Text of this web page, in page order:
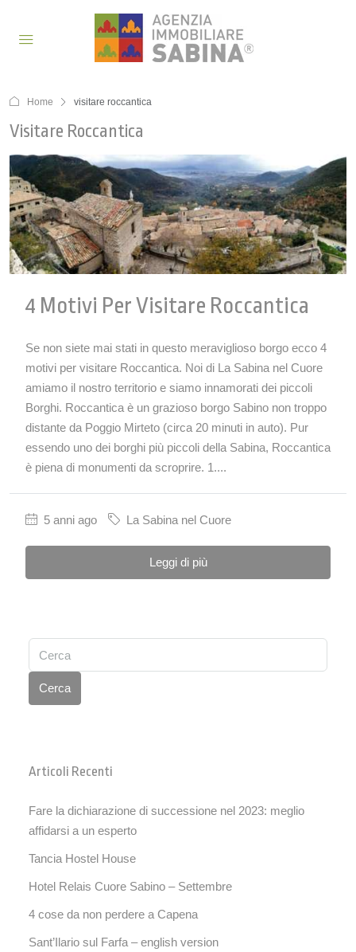
Home visitare roccantica
Visitare Roccantica
4 Motivi Per Visitare Roccantica
Se non siete mai stati in questo meraviglioso borgo ecco 4
motivi per visitare Roccantica. Noi di La Sabina nel Cuore
amiamo il nostro territorio e siamo innamorati dei piccoli
Borghi. Roccantica è un grazioso borgo Sabino non troppo
distante da Poggio Mirteto (circa 20 minuti in auto). Pur
essendo uno dei borghi più piccoli della Sabina, Roccantica
è piena di monumenti da scroprire. 1....
5 anni ago La Sabina nel Cuore
Leggi di più
Cerca
Articoli Recenti
Fare la dichiarazione di successione nel 2023: meglio
affidarsi a un esperto
Tancia Hostel House
Hotel Relais Cuore Sabino – Settembre
4 cose da non perdere a Capena
Sant’Ilario sul Farfa – english version